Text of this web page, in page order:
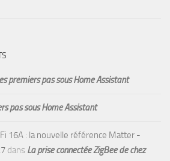
premiers pas sous Home Assistant
pas sous Home Assistant
16A : la nouvelle référence Matter -
dans La prise connectée ZigBee de chez